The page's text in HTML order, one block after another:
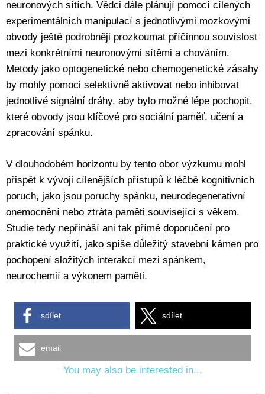
neuronových sítích. Vědci dále plánují pomocí cílených
experimentálních manipulací s jednotlivými mozkovými
obvody ještě podrobněji prozkoumat příčinnou souvislost
mezi konkrétními neuronovými sítěmi a chováním.
Metody jako optogenetické nebo chemogenetické zásahy
by mohly pomoci selektivně aktivovat nebo inhibovat
jednotlivé signální dráhy, aby bylo možné lépe pochopit,
které obvody jsou klíčové pro sociální paměť, učení a
zpracování spánku.
V dlouhodobém horizontu by tento obor výzkumu mohl
přispět k vývoji cílenějších přístupů k léčbě kognitivních
poruch, jako jsou poruchy spánku, neurodegenerativní
onemocnění nebo ztráta paměti související s věkem.
Studie tedy nepřináší ani tak přímé doporučení pro
praktické využití, jako spíše důležitý stavební kámen pro
pochopení složitých interakcí mezi spánkem,
neurochemií a výkonem paměti.
sdílet sdílet
email
You may also be interested in...